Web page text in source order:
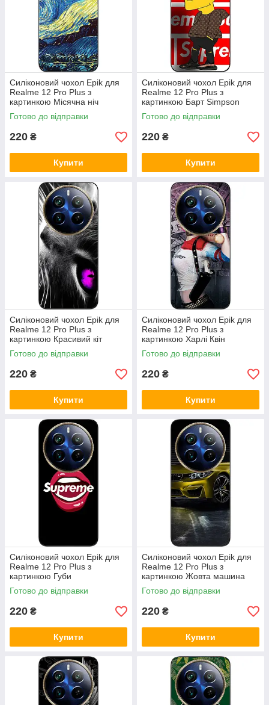
Силіконовий чохол Epik для
Realme 12 Pro Plus з
картинкою Місячна ніч
Готово до відправки
220 ₴
Купити
Силіконовий чохол Epik для
Realme 12 Pro Plus з
картинкою Барт Simpson
Готово до відправки
220 ₴
Купити
Силіконовий чохол Epik для
Realme 12 Pro Plus з
картинкою Красивий кіт
Готово до відправки
220 ₴
Купити
Силіконовий чохол Epik для
Realme 12 Pro Plus з
картинкою Харлі Квін
Готово до відправки
220 ₴
Купити
Силіконовий чохол Epik для
Realme 12 Pro Plus з
картинкою Губи
Готово до відправки
220 ₴
Купити
Силіконовий чохол Epik для
Realme 12 Pro Plus з
картинкою Жовта машина
Готово до відправки
220 ₴
Купити